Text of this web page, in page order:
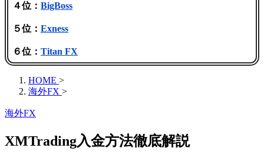
４位： BigBoss
５位： Exness
６位： Titan FX
HOME >
海外FX >
海外FX
XMTrading入金方法徹底解説